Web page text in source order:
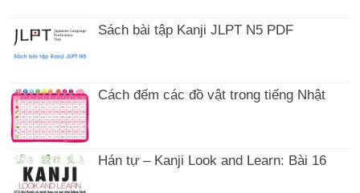
Sách bài tập Kanji JLPT N5 PDF
Cách đếm các đồ vật trong tiếng Nhật
Hán tự – Kanji Look and Learn: Bài 16